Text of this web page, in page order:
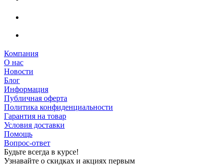
Компания
О нас
Новости
Блог
Информация
Публичная оферта
Политика конфиденциальности
Гарантия на товар
Условия доставки
Помощь
Вопрос-ответ
Будьте всегда в курсе!
Узнавайте о скидках и акциях первым